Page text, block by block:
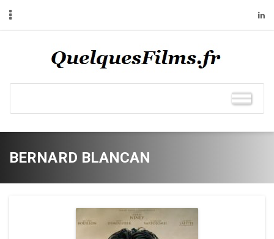
BERNARD BLANCAN